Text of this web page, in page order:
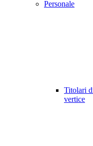
Personale
Titolari
vertice